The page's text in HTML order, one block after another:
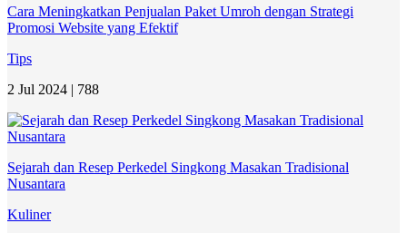
Cara Meningkatkan Penjualan Paket Umroh dengan Strategi
Promosi Website yang Efektif
Tips
2 Jul 2024 | 788
Sejarah dan Resep Perkedel Singkong Masakan Tradisional
Nusantara
Kuliner